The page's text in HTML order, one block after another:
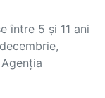
între 5 și 11 ani